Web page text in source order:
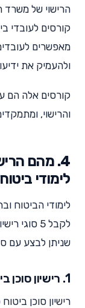
הרישוי של משרד
קורסים לעובדי
מאפשרים
ולהעמיק את
קורסים אלה הם
והרישוי,
4. מהם
לימודי
לימודי הביטוח
לקבל 5
שניתן לבצע עם
1. רישיון סוכן ביטוח פנסיוני
רישיון סוכן